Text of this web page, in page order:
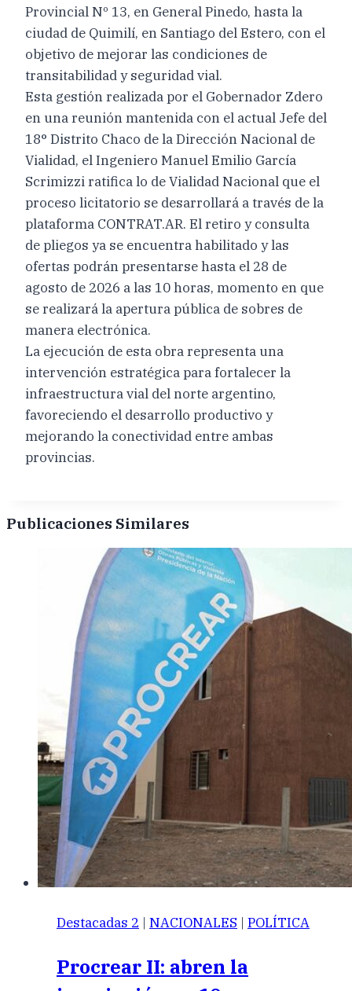
Provincial Nº 13, en General Pinedo, hasta la
ciudad de Quimilí, en Santiago del Estero, con el
objetivo de mejorar las condiciones de
transitabilidad y seguridad vial.
Esta gestión realizada por el Gobernador Zdero
en una reunión mantenida con el actual Jefe del
18° Distrito Chaco de la Dirección Nacional de
Vialidad, el Ingeniero Manuel Emilio García
Scrimizzi ratifica lo de Vialidad Nacional que el
proceso licitatorio se desarrollará a través de la
plataforma CONTRAT.AR. El retiro y consulta
de pliegos ya se encuentra habilitado y las
ofertas podrán presentarse hasta el 28 de
agosto de 2026 a las 10 horas, momento en que
se realizará la apertura pública de sobres de
manera electrónica.
La ejecución de esta obra representa una
intervención estratégica para fortalecer la
infraestructura vial del norte argentino,
favoreciendo el desarrollo productivo y
mejorando la conectividad entre ambas
provincias.
Publicaciones Similares
Destacadas 2 | NACIONALES | POLÍTICA
Procrear II: abren la